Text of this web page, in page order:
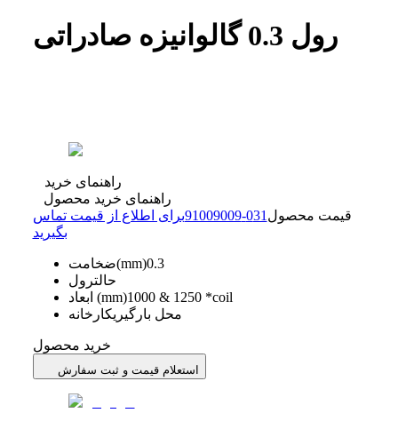
رول 0.3 گالوانیزه صادراتی
راهنمای خرید
راهنمای خرید محصول
قیمت محصول
031
-
91009009برای اطلاع از قیمت تماس
بگیرید
ضخامت(mm)0.3
حالترول
ابعاد (mm)1000 & 1250 *coil
محل بارگیریکارخانه
خرید محصول
استعلام قیمت و ثبت سفارش